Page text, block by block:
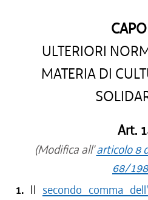
ULTERIORI
MATERIA DI
Art.
(Modifica all'articolo 8
68/
1. Il secondo comma